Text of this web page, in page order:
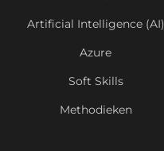
Artificial Intelligence (AI)
Azure
Soft Skills
Methodieken